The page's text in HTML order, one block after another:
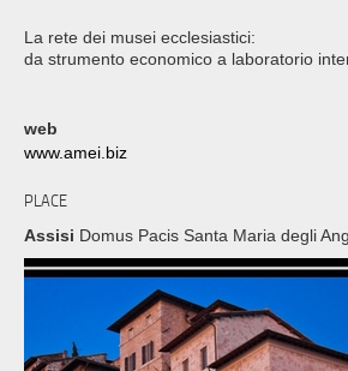
VOLUNTEERS
PRESS
La rete dei musei ecclesiastici:
da strumento economico a laboratorio
web
www.amei.biz
PLACE
Assisi Domus Pacis Santa Maria degli